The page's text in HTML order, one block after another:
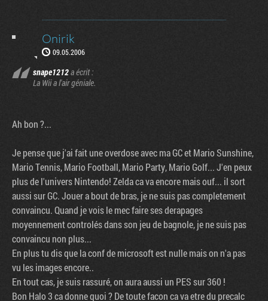
Onirik
09.05.2006
snape1212a écrit :
La Wii a l'air géniale.
Ah bon ?...
Je pense que j'ai fait une overdose avec ma GC et Mario Sunshine,
Mario Tennis, Mario Football, Mario Party, Mario Golf... J'en peux
plus de l'univers Nintendo! Zelda ca va encore mais ouf... il sort
aussi sur GC. Jouer a bout de bras, je ne suis pas completement
convaincu. Quand je vois le mec faire ses derapages
moyennement controlés dans son jeu de bagnole, je ne suis pas
convaincu non plus...
En plus tu dis que la conf de microsoft est nulle mais on n'a pas
vu les images encore..
En tout cas, je suis rassuré, on aura aussi un PES sur 360 !
Bon Halo 3 ca donne quoi ? De toute facon ca va etre du precalc